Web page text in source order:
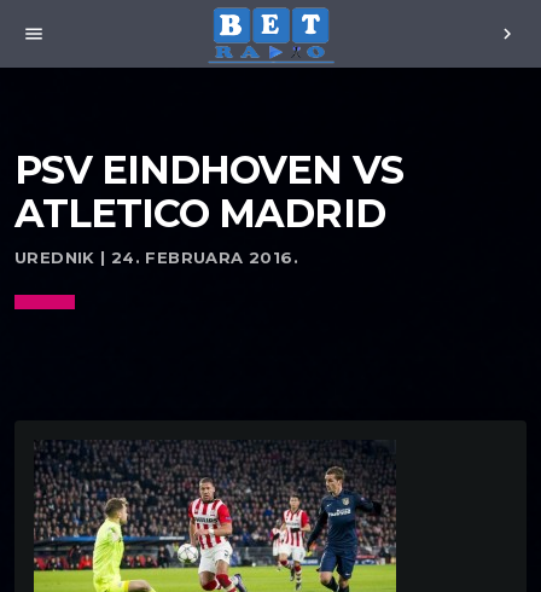
menu chevron_right
PSV EINDHOVEN VS
ATLETICO MADRID
UREDNIK | 24. FEBRUARA 2016.